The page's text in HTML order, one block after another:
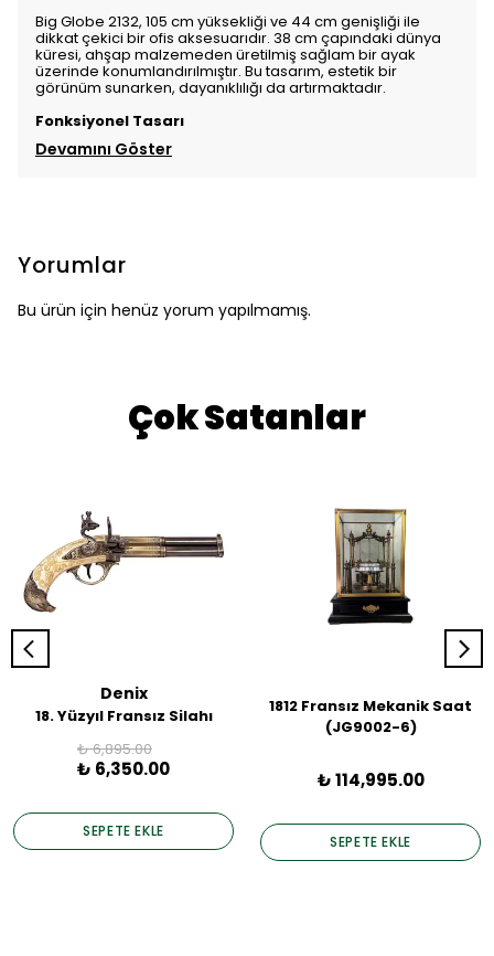
Big Globe 2132, 105 cm yüksekliği ve 44 cm genişliği ile
dikkat çekici bir ofis aksesuarıdır. 38 cm çapındaki dünya
küresi, ahşap malzemeden üretilmiş sağlam bir ayak
üzerinde konumlandırılmıştır. Bu tasarım, estetik bir
görünüm sunarken, dayanıklılığı da artırmaktadır.
Fonksiyonel Tasarı
Devamını Göster
Yorumlar
Bu ürün için henüz yorum yapılmamış.
Çok Satanlar
Denix
18. Yüzyıl Fransız Silahı
₺ 6,895.00
₺ 6,350.00
SEPETE EKLE
1812 Fransız Mekanik Saat
(JG9002-6)
₺ 114,995.00
SEPETE EKLE